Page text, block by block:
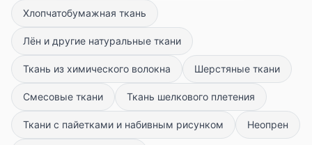
Хлопчатобумажная ткань
Лён и другие натуральные ткани
Ткань из химического волокна Шерстяные ткани
Смесовые ткани Ткань шелкового плетения
Ткани с пайетками и набивным рисунком Неопрен